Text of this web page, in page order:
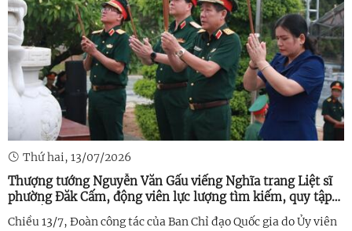
Thứ hai, 13/07/2026
Thượng tướng Nguyễn Văn Gấu viếng Nghĩa trang Liệt sĩ
phường Đăk Cấm, động viên lực lượng tìm kiếm, quy tập
hài cốt liệt sĩ
Chiều 13/7, Đoàn công tác của Ban Chỉ đạo Quốc gia do Ủy viên